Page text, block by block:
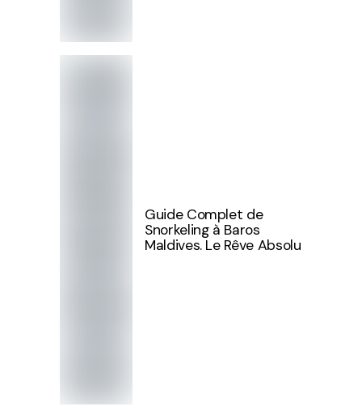
Guide Complet de
Snorkeling à Baros
Maldives. Le Rêve Absolu